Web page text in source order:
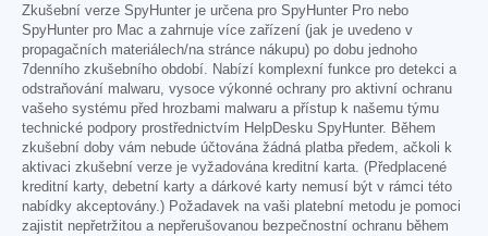
Zkušební verze SpyHunter je určena pro SpyHunter Pro nebo
SpyHunter pro Mac a zahrnuje více zařízení (jak je uvedeno v
propagačních materiálech/na stránce nákupu) po dobu jednoho
7denního zkušebního období. Nabízí komplexní funkce pro detekci a
odstraňování malwaru, vysoce výkonné ochrany pro aktivní ochranu
vašeho systému před hrozbami malwaru a přístup k našemu týmu
technické podpory prostřednictvím HelpDesku SpyHunter. Během
zkušební doby vám nebude účtována žádná platba předem, ačkoli k
aktivaci zkušební verze je vyžadována kreditní karta. (Předplacené
kreditní karty, debetní karty a dárkové karty nemusí být v rámci této
nabídky akceptovány.) Požadavek na vaši platební metodu je pomoci
zajistit nepřetržitou a nepřerušovanou bezpečnostní ochranu během